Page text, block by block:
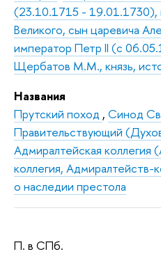
(23.10.1715 - 19.01.1730),
Великого, сын царевича
император Петр II (с
Щербатов М.М., князь,
Названия
Прутский поход , Синод
Правительствующий
Адмиралтейская коллегия
коллегия, Адмиралтейств-
о наследии престола
П. в СПб.